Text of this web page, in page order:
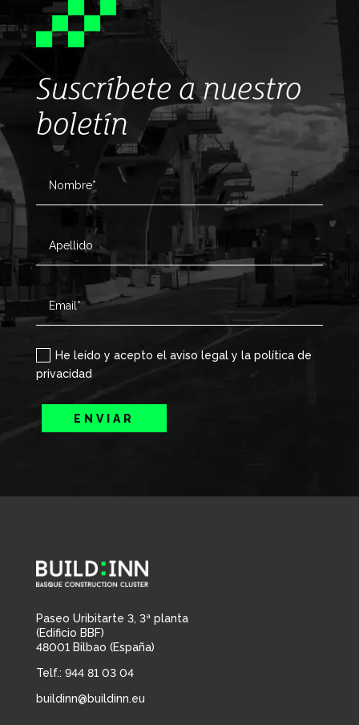
Suscríbete a nuestro
boletín
He leído y acepto el aviso legal y la política de
privacidad
ENVIAR
Paseo Uribitarte 3, 3ª planta
(Edificio BBF)
48001 Bilbao (España)
Telf.: 944 81 03 04
buildinn@buildinn.eu